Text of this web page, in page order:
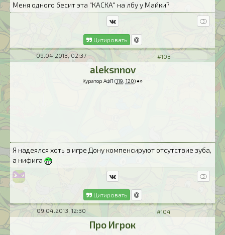
Меня одного бесит эта "КАСКА" на лбу у Майки?
Цитировать
09.04.2013, 02:37 #103
aleksnnov
Куратор АФП (119 120) ●○
Я надеялся хоть в игре Дону компенсируют отсутствие зуба,
а нифига
Цитировать
09.04.2013, 12:30 #104
Про Игрок